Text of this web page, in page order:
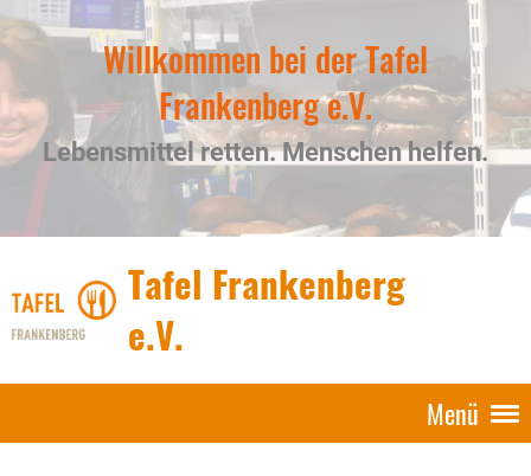
Willkommen bei der Tafel
Frankenberg e.V.
Lebensmittel retten. Menschen helfen.
Tafel Frankenberg
e.V.
Menü